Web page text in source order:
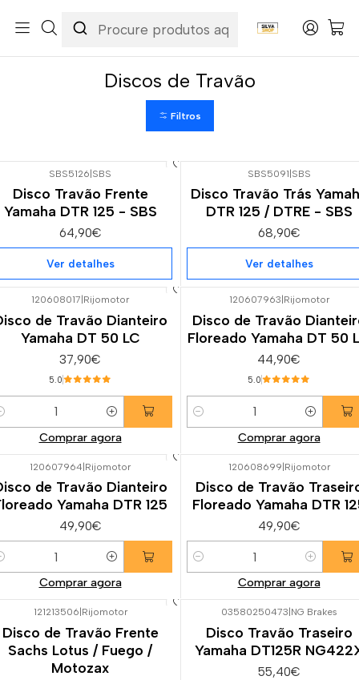
Suspensão & Travões
Discos de Travão
Discos de Travão
Filtros
SBS5126|SBS
Disco Travão Frente
Yamaha DTR 125 - SBS
64,90€
Ver detalhes
SBS5091|SBS
Disco Travão Trás
DTR 125 / DTRE - SBS
68,90€
Ver detalhes
120608017 Rijomotor
de Travão Dianteiro
Yamaha DT 50 LC
37,90€
5.0
Comprar agora
120607963 Rijomotor
Disco de Travão
Floreado Yamaha DT 50
44,90€
5.0
Quantidade
Comprar agora
120607964|Rijomotor
de Travão Dianteiro
Yamaha DTR 125
49,90€
Comprar agora
120608699|Rijomotor
Disco de Travão
Floreado Yamaha DTR
49,90€
Quantidade
Comprar agora
121213506 Rijomotor
Disco de Travão Frente
Sachs Lotus / Fuego /
Motozax
03580250473 NG Brakes
Disco Travão Traseiro
Yamaha DT125R
55,40€